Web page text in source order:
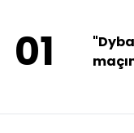
01